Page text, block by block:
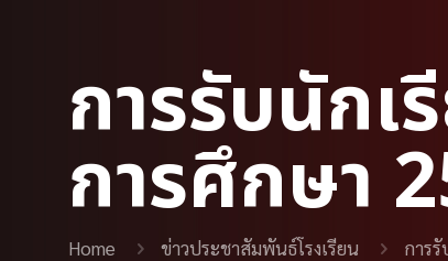
การรับนักเ
การศึกษา
Home ข่าวประชาสัมพันธ์โรงเรียน การ